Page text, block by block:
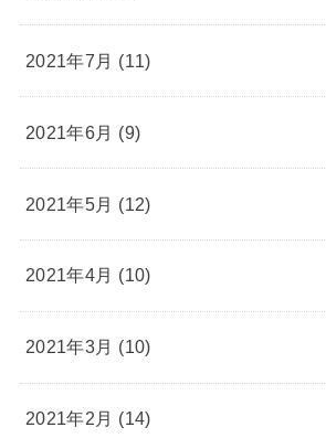
2021年7月 (11)
2021年6月 (9)
2021年5月 (12)
2021年4月 (10)
2021年3月 (10)
2021年2月 (14)